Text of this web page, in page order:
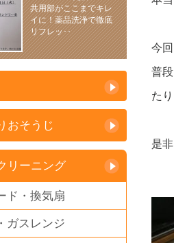
今
普
た
是
共用部がここまでキレ
イに！薬品洗浄で徹底
リフレッ･･
おそうじ
リーニング
ド・換気扇
ガスレンジ